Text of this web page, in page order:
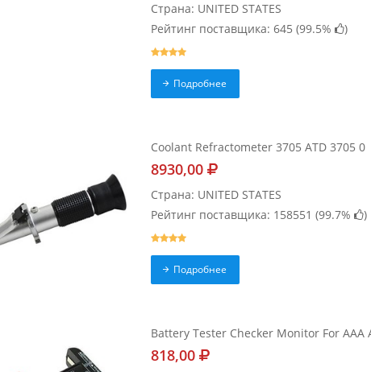
Страна: UNITED STATES
Рейтинг поставщика: 645 (99.5% )
Подробнее
Coolant Refractometer 3705 ATD 3705 0
8930,00
Страна: UNITED STATES
Рейтинг поставщика: 158551 (99.7% )
Подробнее
Battery Tester Checker Monitor For AAA
818,00